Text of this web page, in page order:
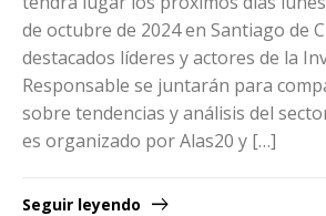
de octubre de 2024 en Santiago de
destacados líderes y actores de la
Responsable se juntarán para
sobre tendencias y análisis del
es organizado por Alas20 y […]
Seguir leyendo